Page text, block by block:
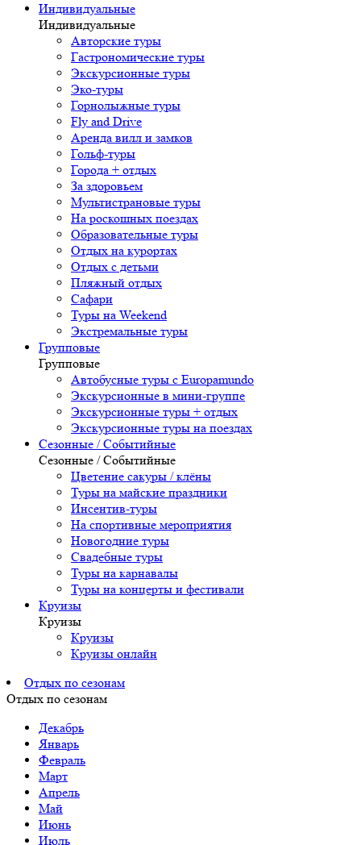
Индивидуальные
Индивидуальные
Авторские туры
Гастрономические туры
Экскурсионные туры
Эко-туры
Горнолыжные туры
Fly and Drive
Аренда вилл и замков
Гольф-туры
Города + отдых
За здоровьем
Мультистрановые туры
На роскошных поездах
Образовательные туры
Отдых на курортах
Отдых с детьми
Пляжный отдых
Сафари
Туры на Weekend
Экстремальные туры
Групповые
Групповые
Автобусные туры с Europamundo
Экскурсионные в мини-группе
Экскурсионные туры + отдых
Экскурсионные туры на поездах
Сезонные / Событийные
Сезонные / Событийные
Цветение сакуры / клёны
Туры на майские праздники
Инсентив-туры
На спортивные мероприятия
Новогодние туры
Свадебные туры
Туры на карнавалы
Туры на концерты и фестивали
Круизы
Круизы
Круизы
Круизы онлайн
Отдых по сезонам
Отдых по сезонам
Декабрь
Январь
Февраль
Март
Апрель
Май
Июнь
Июль